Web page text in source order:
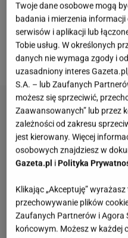
potraw. Poza walorami
są również bardzo
swojej diety. Jak
samodzielnie?
Twoje dane osobowe mogą
badania i mierzenia
serwisów i aplikacji lub
Tobie usług. W określonych
danych nie wymaga zgody i
uzasadniony interes
S.A. – lub Zaufanych
możesz się sprzeciwić,
Zaawansowanych” lub przez
zależności od zakresu
jest kierowany. Więcej
osobowych znajdziesz w
Gazeta.pl iPolityka
Klikając „Akceptuję”
przechowywanie plików
Zaufanych Partnerów i Agora
końcowym. Możesz w każdej